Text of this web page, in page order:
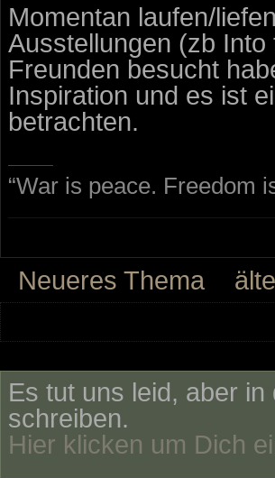
Momentan laufen/
Ausstellungen (zb
Freunden besucht
Inspiration und es ist
betrachten.
“War is peace. Freedom
Neueres Thema
Es tut uns leid, aber
schreiben.
Hier klicken um Dich